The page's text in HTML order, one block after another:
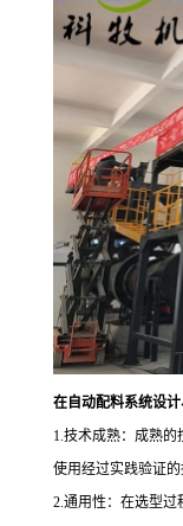
在自动配料系统设
1.技术成熟：成熟的
使用经过实践验证的
2.通用性：在选型过